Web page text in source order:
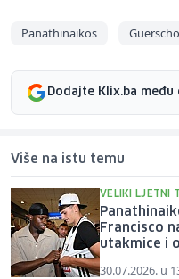
Panathinaikos
Dodajte Klix.ba
Više na istu temu
VELIKI LJETNI
Francisco
utakmice i
30.07.2026. u